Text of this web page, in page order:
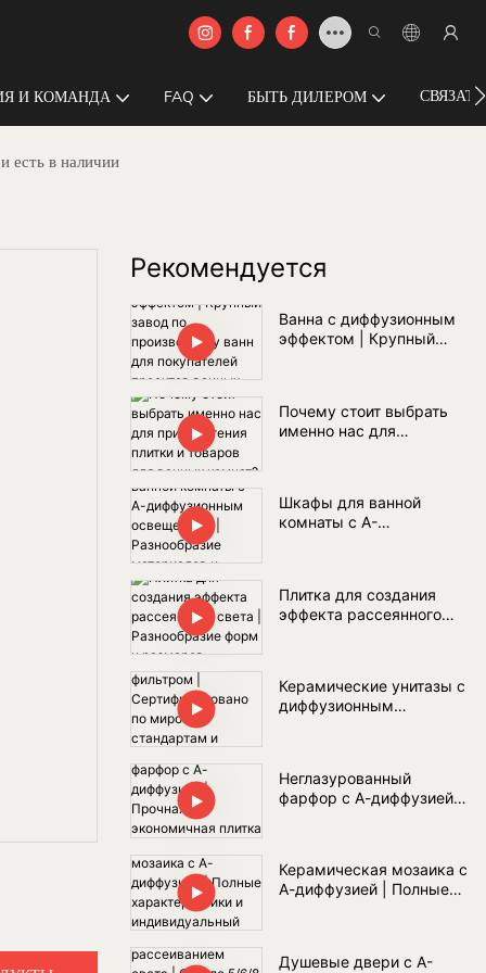
И КОМАНДА FAQ БЫТЬ ДИЛЕРОМ
есть в наличии
Рекомендуется
Ванна с диффузионным
эффектом | Крупный
по всему миру
Почему стоит выбрать
именно нас для
Шкафы для ванной
комнаты с А-
материалов и оптовые
поставки
Плитка для создания
эффекта рассеянного
Керамические унитазы с
диффузионным
полный комплект
сантехники для ванной
Неглазурованный
фарфор с А-диффузией |
Керамическая мозаика с
А-диффузией | Полные
Душевые двери с А-